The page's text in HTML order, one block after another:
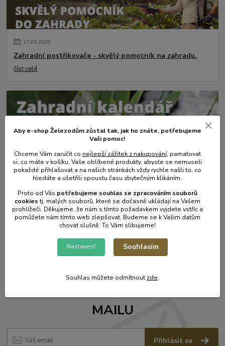
17.05.2025
Zahradní postřikovače - skvělý pomocník na zahradu.
číst celé
01.2025
Zahradní kalendář - únor.
číst celé
Zobrazit všechny články
MAILU
Přihlásit se
Aby e-shop Železodům zůstal tak, jak ho znáte, potřebujeme
Vaši pomoc!
Chceme Vám zaručit co nejlepší zážitek z nakupování, pamatovat
si, co máte v košíku, Vaše oblíbené produkty, abyste se nemuseli
pokaždé přihlašovat a na našich stránkách vždy rychle našli to, co
hledáte a ušetřili spoustu času zbytečným klikáním.
Proto od Vás potřebujeme souhlas se zpracováním souborů
cookiestj. malých souborů, které se dočasně ukládají na Vašem
prohlížeči. Děkujeme, že nám s tímto požadavkem vyjdete vstříc a
pomůžete nám tímto web zlepšovat. Budeme se k Vašim datům
chovat slušně. To Vám slibujeme!
Nastavení Souhlasím
Souhlas můžete odmítnout zde.